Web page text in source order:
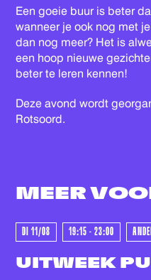
Een goeie buur is beter
wanneer je ook nog met
dan nog meer? Het is
een hoop nieuwe
beter te leren kennen!
Deze avond wordt
Rotsoord.
MEER
DI 11/08 19:15 - 23:00
UITWEEK